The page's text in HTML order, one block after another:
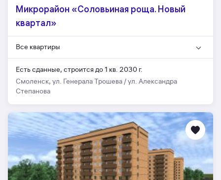
Микрорайон «Соловьиная роща. Новый
квартал»
Все квартиры
Есть сданные, строится до 1 кв. 2030 г.
Смоленск, ул. Генерала Трошева / ул. Александра
Степанова